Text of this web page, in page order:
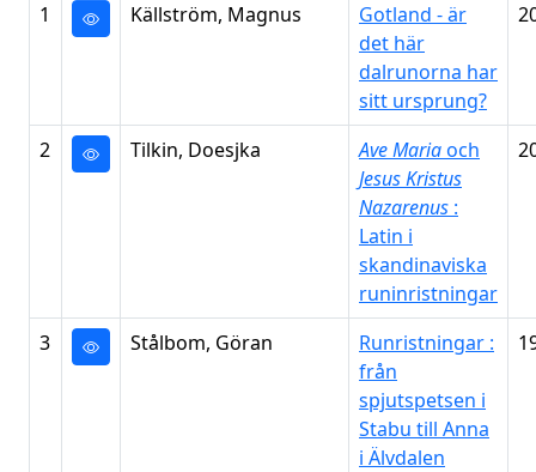
1
Källström, Magnus
Gotland - är
det här
dalrunorna har
sitt ursprung?
2 Tilkin, Doesjka Ave Mariaoch
Jesus Kristus
Nazarenus :
Latin i
skandinaviska
runinristningar
3 Stålbom, Göran
Runristningar :
från
spjutspetsen i
Stabu till Anna
i Älvdalen